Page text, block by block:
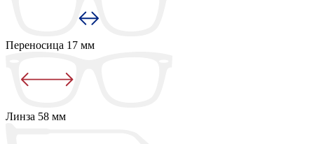
Переносица 17 мм
Линза 58 мм